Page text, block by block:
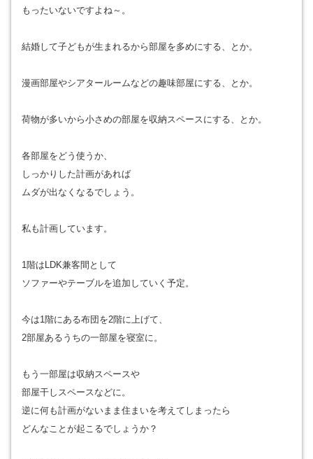
もったいないですよね～。
結婚して子どもが生まれるから部屋を多めにする、とか。
漫画部屋やシアタールームなどの趣味部屋にする、とか。
荷物が多いから小さめの部屋を収納スペースにする、とか。
各部屋をどう使うか、
しっかりした計画があれば
ムダが出なくなるでしょう。
私も計画しています。
1階はLDK兼客間として
ソファーやテーブルを追加していく予定。
今は1階にある布団を2階に上げて、
2部屋あるうちの一部屋を寝室に。
もう一部屋は収納スペースや
部屋干しスペースなどに。
逆に何も計画がないまま住まいを考えてしまったら
どんなことが起こるでしょうか？